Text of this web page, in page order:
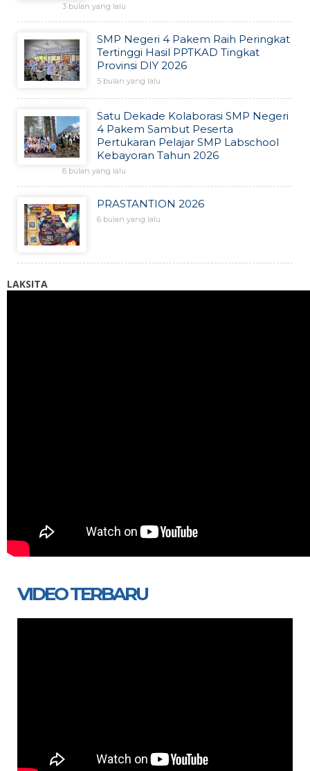
3 bulan yang lalu
SMP Negeri 4 Pakem Raih Peringkat
Tertinggi Hasil PPTKAD Tingkat
Provinsi DIY 2026
5 bulan yang lalu
Satu Dekade Kolaborasi SMP Negeri
4 Pakem Sambut Peserta
Pertukaran Pelajar SMP Labschool
Kebayoran Tahun 2026
6 bulan yang lalu
PRASTANTION 2026
6 bulan yang lalu
LAKSITA
VIDEO TERBARU